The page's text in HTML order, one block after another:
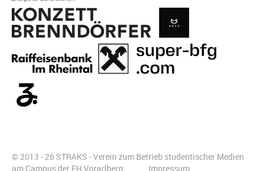
© 2013 - 26 STRAKS - Verein zum Betrieb studentischer Medien
am Campus der FH Vorarlberg
Impressum